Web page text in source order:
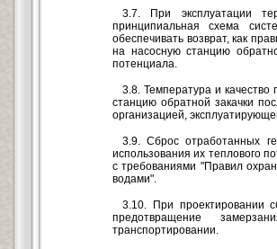
3.7. При эксплуатации
принципиальная схема
обеспечивать возврат, как
на насосную станцию
потенциала.
3.8. Температура и
станцию обратной закачки
организацией,
3.9. Сброс отработанных
использования их теплового
с требованиями "Правил
водами".
3.10. При проектировании
предотвращение
транспортировании.